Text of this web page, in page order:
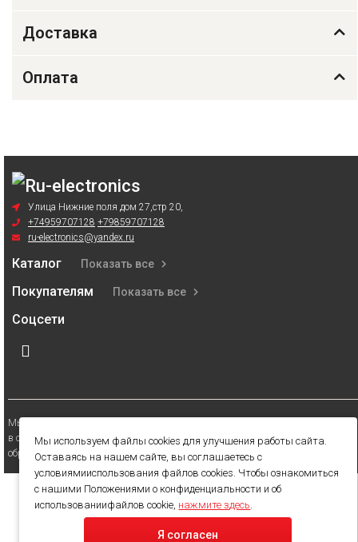
Доставка
Оплата
Улица Нижние поля дом 27,стр 20,
+74959707128 +79859707128
ru-electronics@yandex.ru
Каталог Показать все
Покупателям Показать все
Соцсети
Мы получаем и обрабатываем персональные данные посетителей нашего сайта
в соответствии софициальной политикой. Если вы не даете согласия на
обработку своих персональных данных,вам необходимо покинуть наш сайт.
Мы используем файлы cookies для улучшения работы сайта.
Оставаясь на нашем сайте, вы соглашаетесь с
условиямииспользования файлов cookies. Чтобы ознакомиться
с нашими Положениями о конфиденциальности и об
использованиифайлов cookie, нажмите здесь.
Я согласен